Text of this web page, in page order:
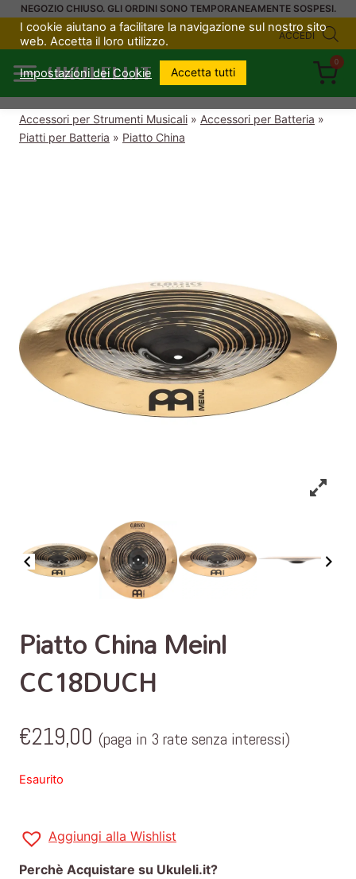
SaltaNEGOZIO CHIUSO. GLI ORDINI SONO TEMPORANEAMENTE SOSPESI.
ACCEDI
UKULELI.IT
0
Accessori per Strumenti Musicali » Accessori per Batteria »
Piatti per Batteria » Piatto China
Piatto China Meinl
CC18DUCH
€219,00 (paga in 3 rate senza interessi)
Esaurito
Aggiungi alla Wishlist
Perchè Acquistare su Ukuleli.it?
I cookie aiutano a facilitare la navigazione sul nostro sito
web. Accetta il loro utilizzo.
Impostazioni dei Cookie Accetta tutti